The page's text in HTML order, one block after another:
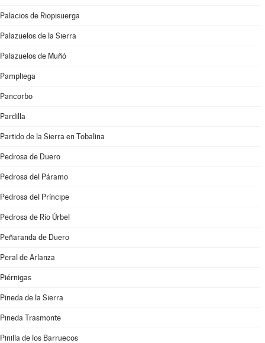
Palacios de Riopisuerga
Palazuelos de la Sierra
Palazuelos de Muñó
Pampliega
Pancorbo
Pardilla
Partido de la Sierra en Tobalina
Pedrosa de Duero
Pedrosa del Páramo
Pedrosa del Príncipe
Pedrosa de Río Úrbel
Peñaranda de Duero
Peral de Arlanza
Piérnigas
Pineda de la Sierra
Pineda Trasmonte
Pinilla de los Barruecos